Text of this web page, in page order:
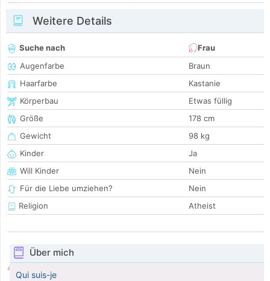
Weitere Details
Suche nach
Frau
Augenfarbe
Braun
Haarfarbe
Kastanie
Körperbau
Etwas füllig
Größe
178 cm
Gewicht
98 kg
Kinder
Ja
Will Kinder
Nein
Für die Liebe umziehen?
Nein
Religion
Atheist
Über mich
Qui suis-je